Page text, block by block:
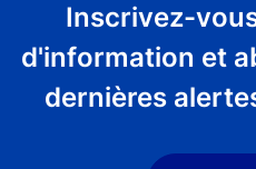
Inscrivez-
d'information et
dernières